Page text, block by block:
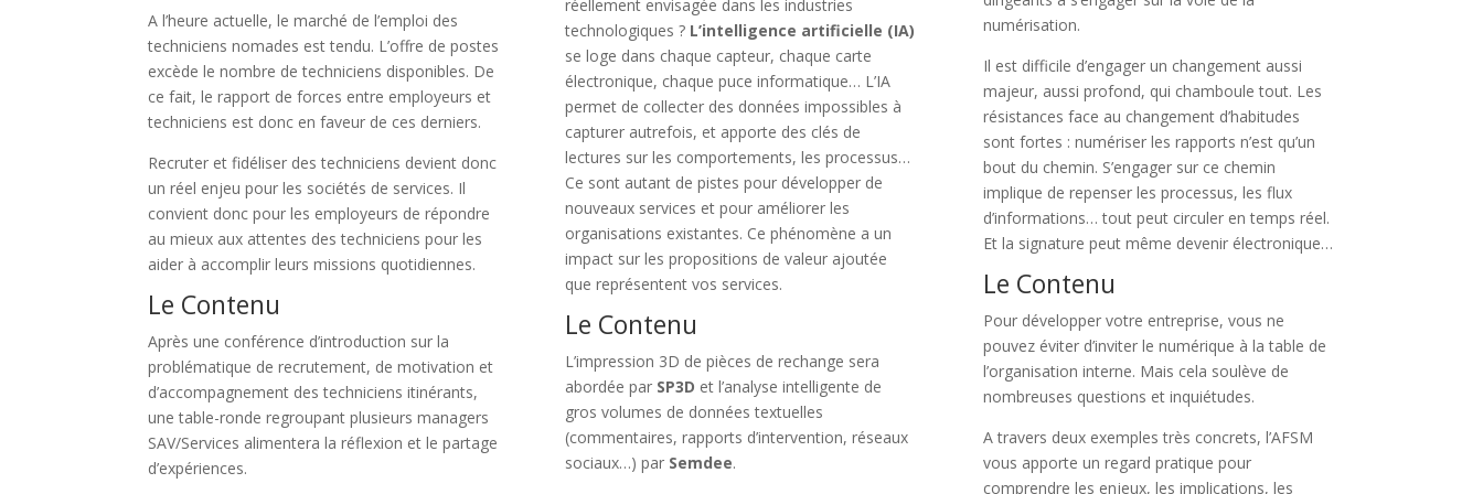
A l’heure actuelle, le marché de l’emploi des
techniciens nomades est tendu. L’offre de postes
excède le nombre de techniciens disponibles. De
ce fait, le rapport de forces entre employeurs et
techniciens est donc en faveur de ces derniers.
Recruter et fidéliser des techniciens devient donc
un réel enjeu pour les sociétés de services. Il
convient donc pour les employeurs de répondre
au mieux aux attentes des techniciens pour les
aider à accomplir leurs missions quotidiennes.
Le Contenu
Après une conférence d’introduction sur la
problématique de recrutement, de motivation et
d’accompagnement des techniciens itinérants,
une table-ronde regroupant plusieurs managers
SAV/Services alimentera la réflexion et le partage
d’expériences.
réellement envisagée dans les industries
technologiques ? L’intelligence artificielle (IA)
se loge dans chaque capteur, chaque carte
électronique, chaque puce informatique… L’IA
permet de collecter des données impossibles à
capturer autrefois, et apporte des clés de
lectures sur les comportements, les processus…
Ce sont autant de pistes pour développer de
nouveaux services et pour améliorer les
organisations existantes. Ce phénomène a un
impact sur les propositions de valeur ajoutée
que représentent vos services.
Le Contenu
L’impression 3D de pièces de rechange sera
abordée par SP3D et l’analyse intelligente de
gros volumes de données textuelles
(commentaires, rapports d’intervention, réseaux
sociaux…) par Semdee.
numérisation.
Il est difficile d’engager un changement aussi
majeur, aussi profond, qui chamboule tout. Les
résistances face au changement d’habitudes
sont fortes : numériser les rapports n’est qu’un
bout du chemin. S’engager sur ce chemin
implique de repenser les processus, les flux
d’informations… tout peut circuler en temps réel.
Et la signature peut même devenir électronique…
Le Contenu
Pour développer votre entreprise, vous ne
pouvez éviter d’inviter le numérique à la table de
l’organisation interne. Mais cela soulève de
nombreuses questions et inquiétudes.
A travers deux exemples très concrets, l’AFSM
vous apporte un regard pratique pour
comprendre les enjeux, les implications, les